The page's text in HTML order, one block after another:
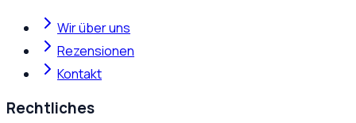
Wir über uns
Rezensionen
Kontakt
Rechtliches